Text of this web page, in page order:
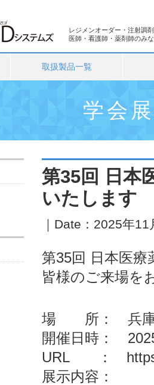
レジメンオーダー・注射調
医師・看護師・薬剤師のみ
取扱製品一覧
学会
第35回 日本
いたします
｜Date：2025年
第35回 日本医
皆様のご来場を
場 所： 兵庫
開催日時：
URL ：
展示内容：